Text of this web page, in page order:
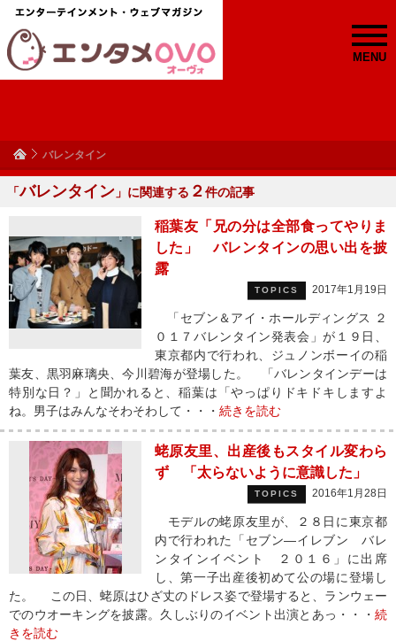
MENU
バレンタイン
「バレンタイン 」に関連する ２件の記事
稲葉友「兄の分は全部食ってやりま
した」 バレンタインの思い出を披
露
TOPICS 2017年1月19日
「セブン＆アイ・ホールディングス ２
０１７バレンタイン発表会」が１９日、
東京都内で行われ、ジュノンボーイの稲
葉友、黒羽麻璃央、今川碧海が登場した。 「バレンタインデーは
特別な日？」と聞かれると、稲葉は「やっぱりドキドキしますよ
ね。男子はみんなそわそわして・・・ 続きを読む
蛯原友里、出産後もスタイル変わら
ず 「太らないように意識した」
TOPICS 2016年1月28日
モデルの蛯原友里が、２８日に東京都
内で行われた「セブン—イレブン バレ
ンタインイベント ２０１６」に出席
し、第一子出産後初めて公の場に登場し
た。 この日、蛯原はひざ丈のドレス姿で登場すると、ランウェー
でのウオーキングを披露。久しぶりのイベント出演とあっ・・・ 続
きを読む